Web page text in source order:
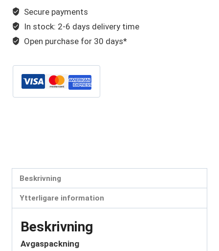
4-
kantig
mängd
Secure payments
In stock: 2-6 days delivery time
Open purchase for 30 days*
Beskrivning
Ytterligare information
Beskrivning
Avgaspackning